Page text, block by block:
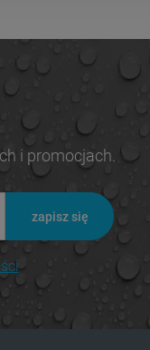
i promocjach.
zapisz się